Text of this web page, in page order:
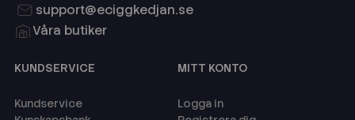
support@eciggkedjan.se
Våra butiker
KUNDSERVICE
Kundservice
MITT KONTO
Logga in